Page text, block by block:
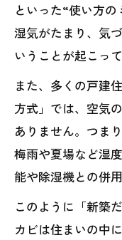
といった“使い方の
湿気がたまり、気
いうことが起こっ
また、多くの戸建
方式」では、空気
ありません。つま
梅雨や夏場など湿
能や除湿機との併
このように「新築
カビは住まいの中